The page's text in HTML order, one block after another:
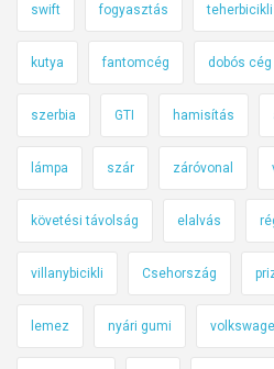
swift fogyasztás teherbicikli
kutya fantomcég dobós cég
szerbia GTI hamisítás
lámpa szár záróvonal
követési távolság elalvás
villanybicikli Csehország
lemez nyári gumi